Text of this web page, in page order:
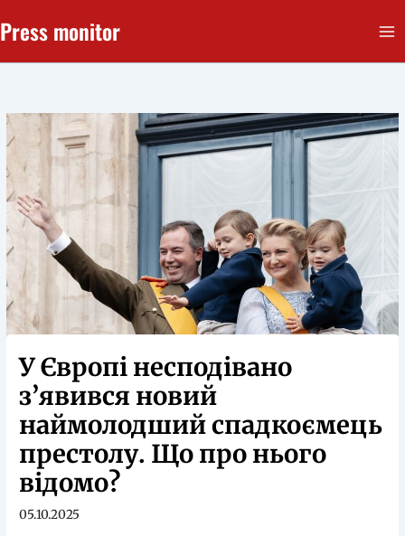
до
Press monitor
У Європі несподівано
з’явився новий
наймолодший cпадкоємець
престолу. Що про нього
відомо?
05.10.2025